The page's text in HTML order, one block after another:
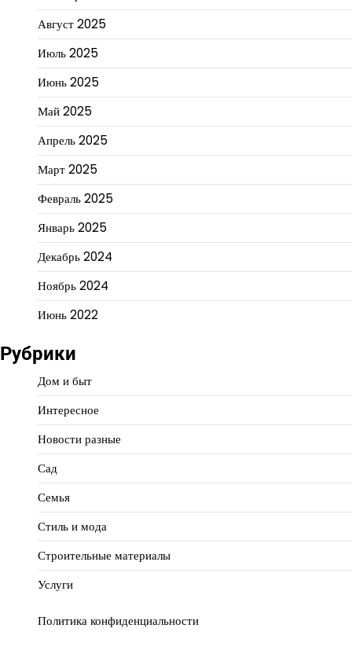
Август 2025
Июль 2025
Июнь 2025
Май 2025
Апрель 2025
Март 2025
Февраль 2025
Январь 2025
Декабрь 2024
Ноябрь 2024
Июнь 2022
Рубрики
Дом и быт
Интересное
Новости разные
Сад
Семья
Стиль и мода
Строительные материалы
Услуги
Политика конфиденциальности